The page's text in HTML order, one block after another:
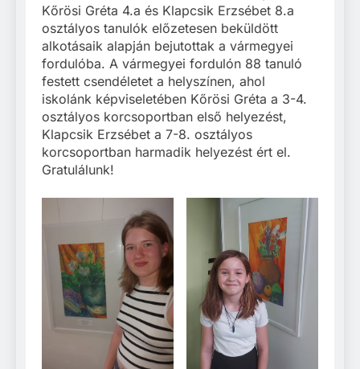
Kőrösi Gréta 4.a és Klapcsik Erzsébet 8.a
osztályos tanulók előzetesen beküldött
alkotásaik alapján bejutottak a vármegyei
fordulóba. A vármegyei fordulón 88 tanuló
festett csendéletet a helyszínen, ahol
iskolánk képviseletében Kőrösi Gréta a 3-4.
osztályos korcsoportban első helyezést,
Klapcsik Erzsébet a 7-8. osztályos
korcsoportban harmadik helyezést ért el.
Gratulálunk!